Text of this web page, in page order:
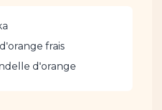
frais
d'orange